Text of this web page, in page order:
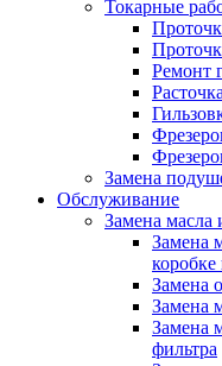
Токарные
Ремонт
Замена
Обслуживание
Замена масла
Замена
коробке
Замена
Замена
Замена
фильтра